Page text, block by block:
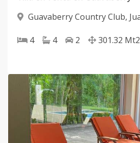
Guavaberry Country Club,
4 4 2 301.32 Mt2